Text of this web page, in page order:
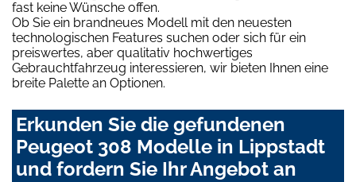
fast keine Wünsche offen.
Ob Sie ein brandneues Modell mit den neuesten
technologischen Features suchen oder sich für ein
preiswertes, aber qualitativ hochwertiges
Gebrauchtfahrzeug interessieren, wir bieten Ihnen eine
breite Palette an Optionen.
Erkunden Sie die gefundenen
Peugeot 308 Modelle in Lippstadt
und fordern Sie Ihr Angebot an